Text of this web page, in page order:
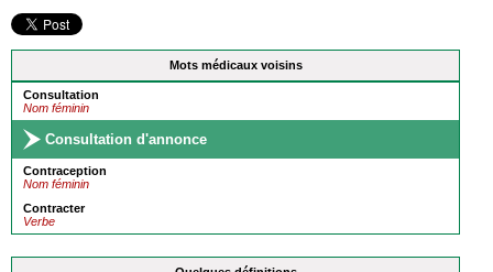
Mots médicaux voisins
Consultation
Nom féminin
Consultation d'annonce
Contraception
Nom féminin
Contracter
Verbe